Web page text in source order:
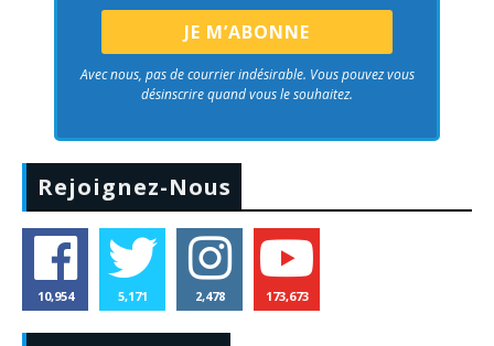
Avec nous, pas de courrier indésirable. Vous pouvez vous
désinscrire quand vous le souhaitez.
Rejoignez-Nous
10,954 5,171 2,478 173,673